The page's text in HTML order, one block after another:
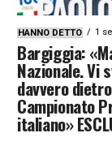
HANNO DETTO 1
Bargiggia:
Nazionale. Vi
davvero
Campionato
italiano»